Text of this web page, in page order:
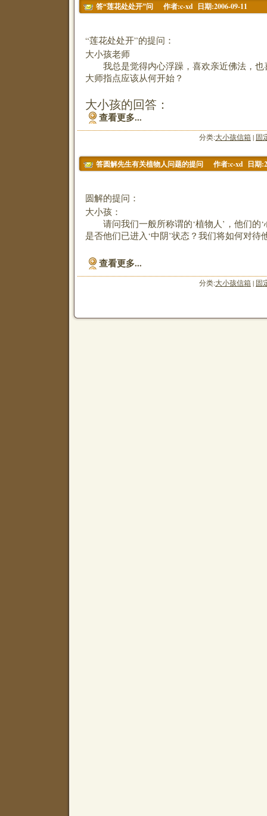
答“莲花处处开”问 作者:c-xd 日期:2006-09-11
“莲花处处开”的提问：
大小孩老师
我总是觉得内心浮躁，喜欢亲近佛法，也
大师指点应该从何开始？
大小孩的回答：
查看更多...
分类:大小孩信箱 | 固
答圆解先生有关植物人问题的提问 作者:c-xd 日期
圆解的提问：
大小孩：
请问我们一般所称谓的‘植物人’，他们的‘
是否他们已进入‘中阴’状态？我们将如何对待
查看更多...
分类:大小孩信箱 | 固